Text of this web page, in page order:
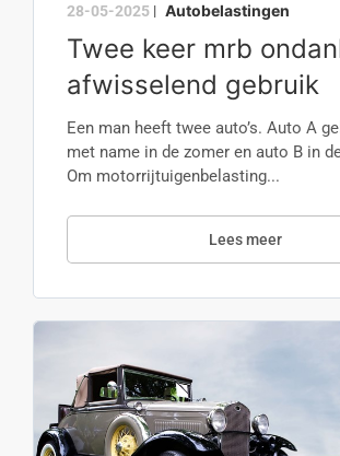
28-05-2025 | Autobelastingen
Twee keer mrb
afwisselend gebruik
Een man heeft twee auto’s. Auto A
met name in de zomer en auto B in
Om motorrijtuigenbelasting...
Lees meer